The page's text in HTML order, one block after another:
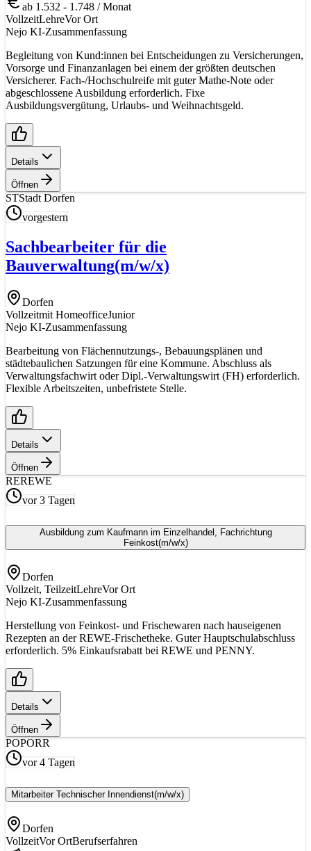
ab 1.532 - 1.748 / Monat
VollzeitLehreVor Ort
Nejo KI-Zusammenfassung
Begleitung von Kund:innen bei Entscheidungen zu Versicherungen,
Vorsorge und Finanzanlagen bei einem der größten deutschen
Versicherer. Fach-/Hochschulreife mit guter Mathe-Note oder
abgeschlossene Ausbildung erforderlich. Fixe
Ausbildungsvergütung, Urlaubs- und Weihnachtsgeld.
Details
Öffnen
STStadt Dorfen
vorgestern
Sachbearbeiter für die
Bauverwaltung(m/w/x)
Dorfen
Vollzeitmit HomeofficeJunior
Nejo KI-Zusammenfassung
Bearbeitung von Flächennutzungs-, Bebauungsplänen und
städtebaulichen Satzungen für eine Kommune. Abschluss als
Verwaltungsfachwirt oder Dipl.-Verwaltungswirt (FH) erforderlich.
Flexible Arbeitszeiten, unbefristete Stelle.
Details
Öffnen
REREWE
vor 3 Tagen
Ausbildung zum Kaufmann im Einzelhandel, Fachrichtung
Feinkost(m/w/x)
Dorfen
Vollzeit, TeilzeitLehreVor Ort
Nejo KI-Zusammenfassung
Herstellung von Feinkost- und Frischewaren nach hauseigenen
Rezepten an der REWE-Frischetheke. Guter Hauptschulabschluss
erforderlich. 5% Einkaufsrabatt bei REWE und PENNY.
Details
Öffnen
POPORR
vor 4 Tagen
Mitarbeiter Technischer Innendienst(m/w/x)
Dorfen
VollzeitVor OrtBerufserfahren